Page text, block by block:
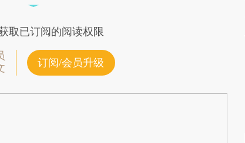
取已订阅的阅读权限
订阅/会员升级